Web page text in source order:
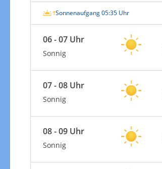
Sonnenaufgang 05:35 Uhr
06 - 07 Uhr
Sonnig
07 - 08 Uhr
Sonnig
08 - 09 Uhr
Sonnig